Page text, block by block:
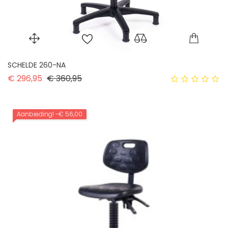
SCHELDE 260-NA
€ 296,95 Normale prijs
€ 360,95Prijs
Aanbieding! -€ 56,00